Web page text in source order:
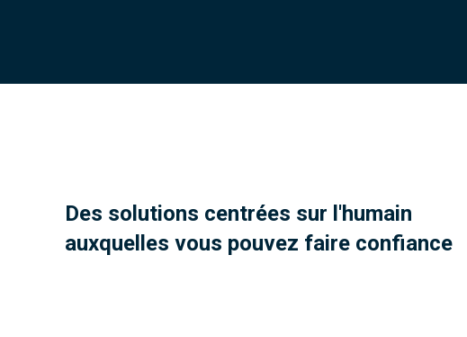
Des solutions centrées sur l'humain
auxquelles vous pouvez faire confiance